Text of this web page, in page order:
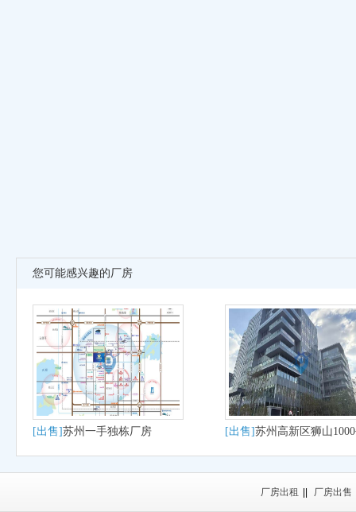
您可能感兴趣的厂房
[出售]苏州一手独栋厂房 [出售]苏州高新区狮山
大平层户型适合研发办公
厂房出租 厂房出售